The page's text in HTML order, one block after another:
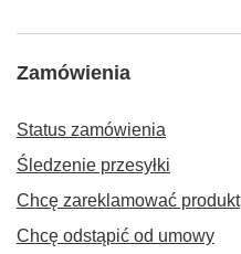
Zamówienia
Status zamówienia
Śledzenie przesyłki
Chcę zareklamować produkt
Chcę odstąpić od umowy